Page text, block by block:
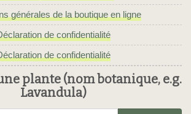
générales de la boutique en ligne
de confidentialité
de confidentialité
plante (nom botanique, e.g.
Lavandula)